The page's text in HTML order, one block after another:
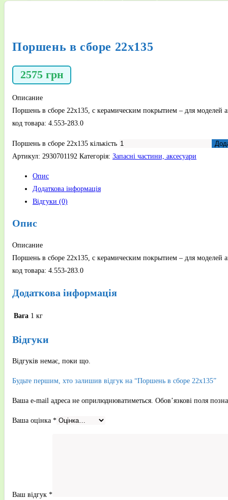
Поршень в сборе 22х135
2575 грн
Описание
Поршень в сборе 22х135, с керамическим покрытием – для
код товара: 4.553-283.0
Поршень в сборе 22х135 кількість
Артикул: 2930701192 Категорія: Запасні частини, аксесуари
Опис
Додаткова інформація
Відгуки (0)
Опис
Описание
Поршень в сборе 22х135, с керамическим покрытием – для
код товара: 4.553-283.0
Додаткова інформація
Вага 1 кг
Відгуки
Відгуків немає, поки що.
Будьте першим, хто залишив відгук на “Поршень в сборе 22х135”
Ваша e-mail адреса не оприлюднюватиметься. Обов’язкові поля
Ваша оцінка *
Ваш відгук *